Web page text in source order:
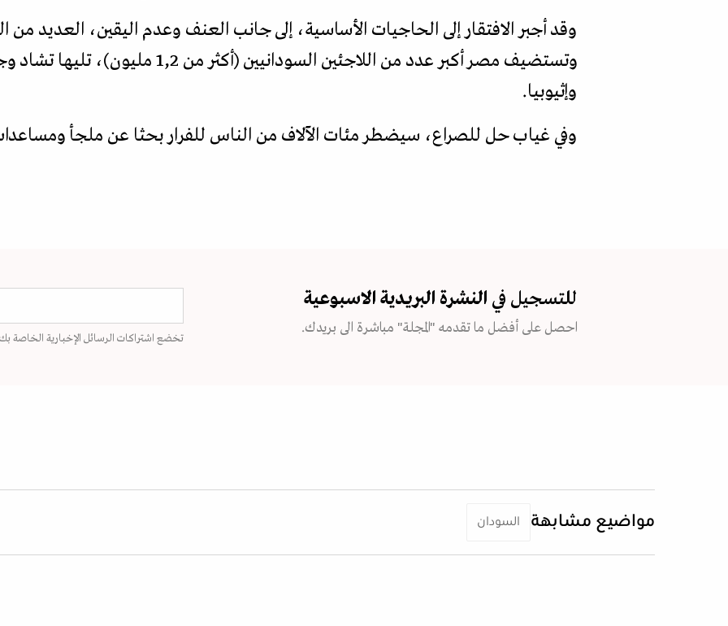
وقد أجبر الافتقار إلى الحاجيات الأساسية، إلى جانب العنف وعدم اليقين، العديد من
وتستضيف مصر أكبر عدد من اللاجئين
وإثيوبيا.
وفي غياب حل للصراع، سيضطر مئات الآلاف من الناس للفرار بحثا عن ملجأ
للتسجيل في النشرة البريدية الاسبوعية
احصل على أفضل ما تقدمه "المجلة" مباشرة الى بريدك.
تخضع اشتراكات الرسائل الإخبارية الخاصة
مواضيع مشابهة السودان